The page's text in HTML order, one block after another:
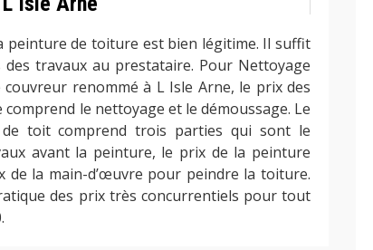
peinture de toiture est bien légitime. Il suffit
des travaux au prestataire. Pour Nettoyage
renommé à L Isle Arne, le prix des
le nettoyage et le démoussage. Le
toit comprend trois parties qui sont le
avant la peinture, le prix de la peinture
la main-d’œuvre pour peindre la toiture.
des prix très concurrentiels pour tout